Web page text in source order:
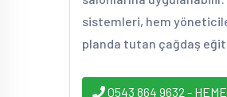
sistemleri, hem
planda tutan çağdaş
0543 864 9632 -